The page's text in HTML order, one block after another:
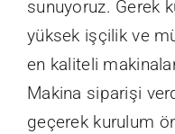
sunuyoruz. Gerek
yüksek işçilik ve
en kaliteli
Makina siparişi
geçerek kurulum